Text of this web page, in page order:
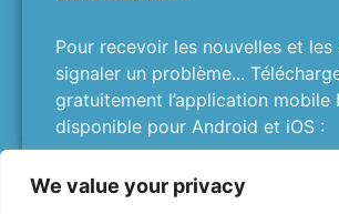
We value your privacy
Pour recevoir les nouvelles et les
signaler un problème...
gratuitement l’application mobile
disponible pour Android et iOS :